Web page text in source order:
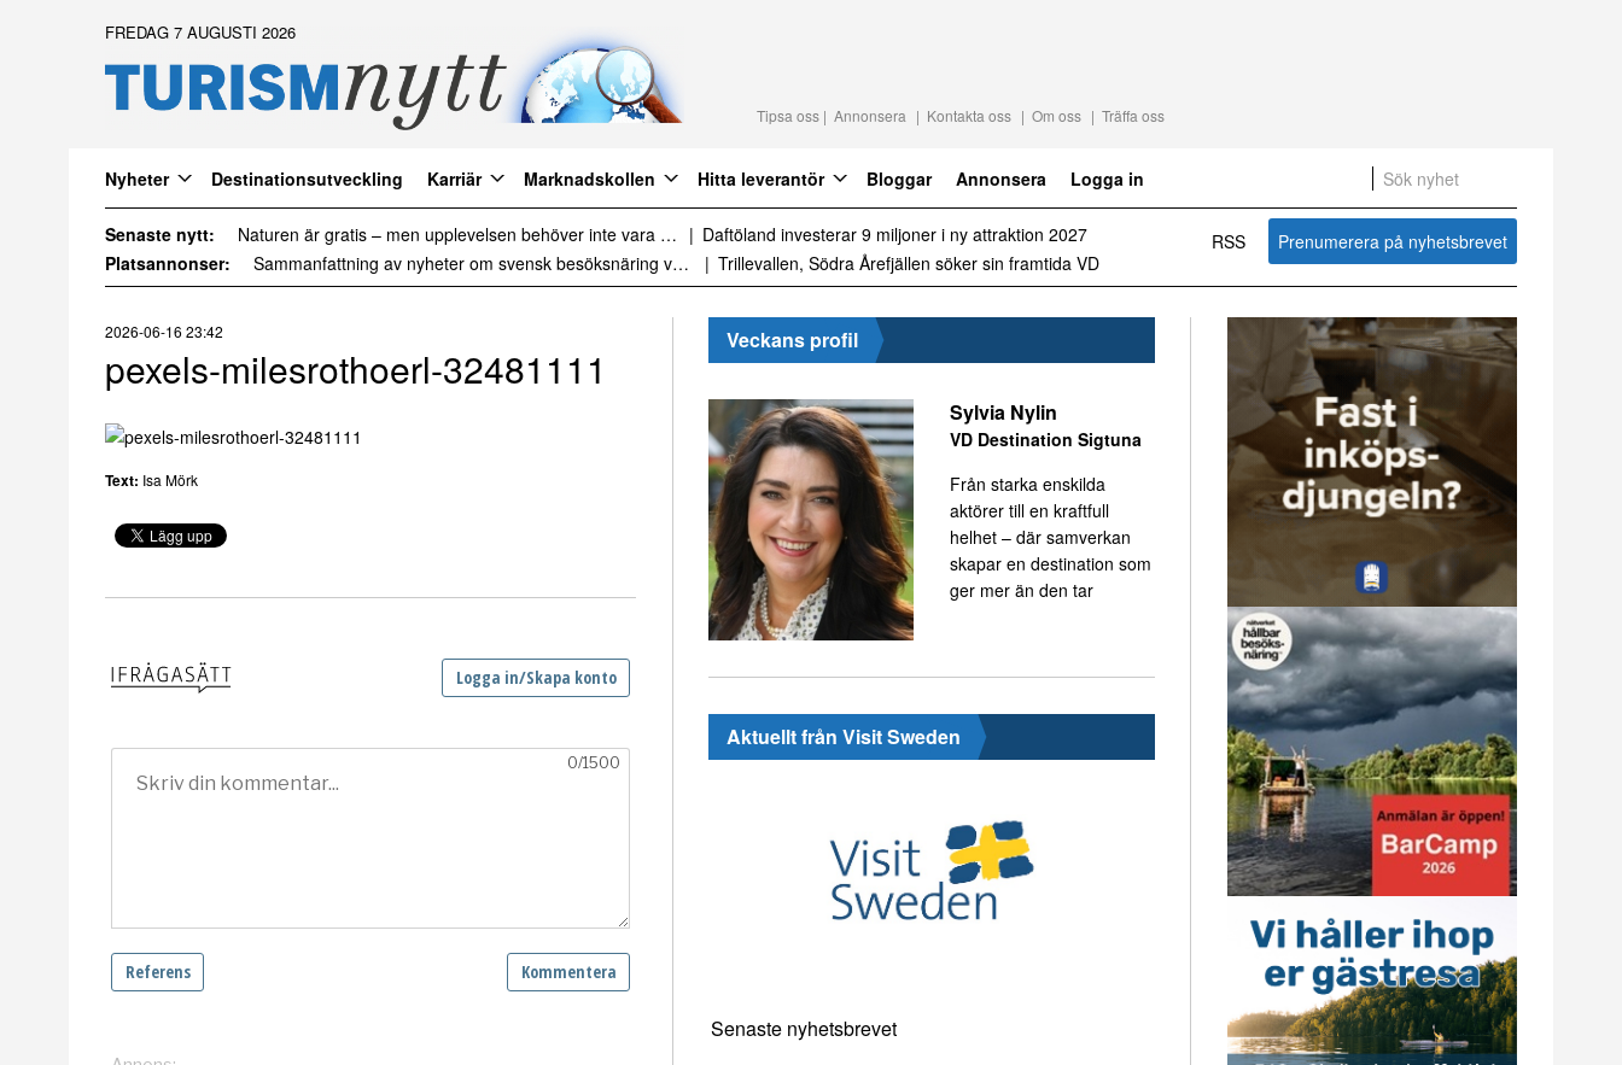
FREDAG 7 AUGUSTI 2026
Tipsa oss Annonsera Kontakta oss Om oss Träffa oss
Nyheter Destinationsutveckling Karriär Marknadskollen Hitta leverantör Bloggar Annonsera Logga in
Senaste nytt: Det är inte för många turister. Det är för lite styrning
Sammanfattning av nyheter om svensk besöksnäring vecka 31 2026
Platsannonser:
Sammanfattning av nyheter om svensk besöksnäring vecka 28 2026
RSS Prenumerera på nyhetsbrevet
2026-06-16 23:42
pexels-milesrothoerl-32481111
Text: Isa Mörk
Veckans profil
Sylvia Nylin
VD Destination Sigtuna
Från starka enskilda
aktörer till en kraftfull
helhet – där samverkan
skapar en destination som
ger mer än den tar
Aktuellt från Visit Sweden
Senaste nyhetsbrevet